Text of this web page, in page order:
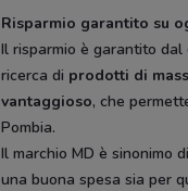
Risparmio garantito su
Il risparmio è garantito
ricerca di prodotti di
vantaggioso, che
Pombia.
Il marchio MD è sinonimo
una buona spesa sia per